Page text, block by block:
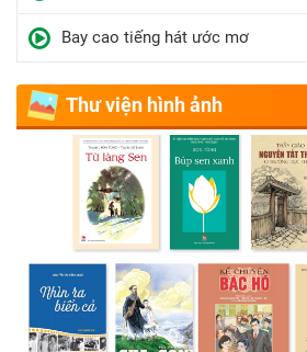
Bay cao tiếng hát ước mơ
Thư viện hình ảnh